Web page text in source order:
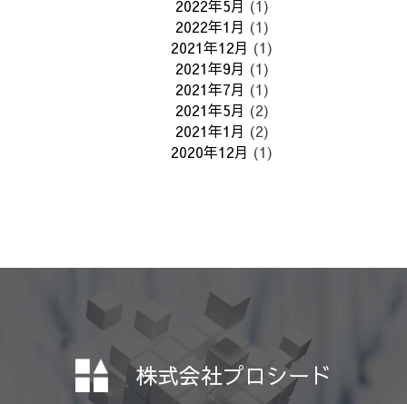
2022年5月 (1)
2022年1月 (1)
2021年12月 (1)
2021年9月 (1)
2021年7月 (1)
2021年5月 (2)
2021年1月 (2)
2020年12月 (1)
株式会社プロシード